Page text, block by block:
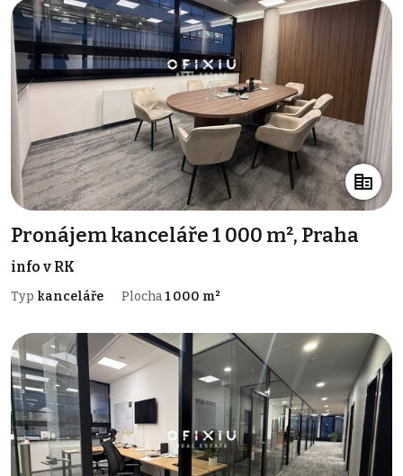
Pronájem kanceláře 1 000 m², Praha
info v RK
Typ kanceláře Plocha1 000 m²